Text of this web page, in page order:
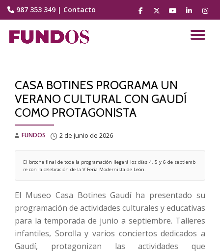
contenido
987 353 349 | Contacto
fa-
facebook
fa-
brands
fa-
youtube-
fa-
linkedin
fa-
CASA BOTINES PROGRAMA UN
VERANO CULTURAL CON GAUDÍ
COMO PROTAGONISTA
FUNDOS 2 de junio de 2026
El broche final de toda la programación llegará los días 4, 5 y 6 de septiemb
re con la celebración de la V Feria Modernista de León.
El Museo Casa Botines Gaudí ha presentado su
programación de actividades culturales y educativas
para la temporada de junio a septiembre. Talleres
infantiles, Sorolla y varios conciertos dedicados a
Gaudí, protagonizan las actividades que